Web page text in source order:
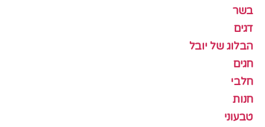
בשר
דגים
הבלוג של יובל
חגים
חלבי
חנות
טבעוני